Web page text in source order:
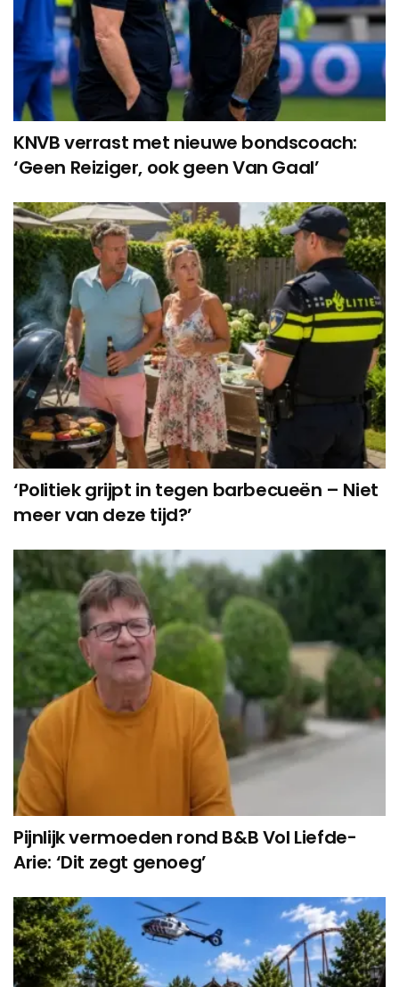
KNVB verrast met nieuwe bondscoach:
‘Geen Reiziger, ook geen Van Gaal’
‘Politiek grijpt in tegen barbecueën – Niet
meer van deze tijd?’
Pijnlijk vermoeden rond B&B Vol Liefde-
Arie: ‘Dit zegt genoeg’